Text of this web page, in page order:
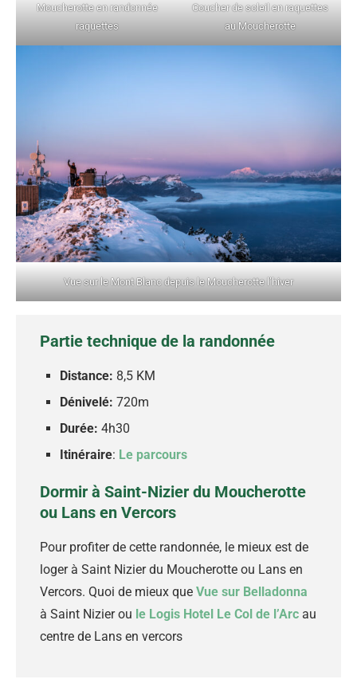
Moucherotte en randonnée
raquettes
Coucher de soleil en raquettes
au Moucherotte
Vue sur le Mont Blanc depuis le Moucherotte l’hiver
Partie technique de la randonnée
Distance: 8,5 KM
Dénivelé: 720m
Durée: 4h30
Itinéraire: Le parcours
Dormir à Saint-Nizier du Moucherotte
ou Lans en Vercors
Pour profiter de cette randonnée, le mieux est de
loger à Saint Nizier du Moucherotte ou Lans en
Vercors. Quoi de mieux que Vue sur Belladonna
à Saint Nizier ou le Logis Hotel Le Col de l’Arc au
centre de Lans en vercors